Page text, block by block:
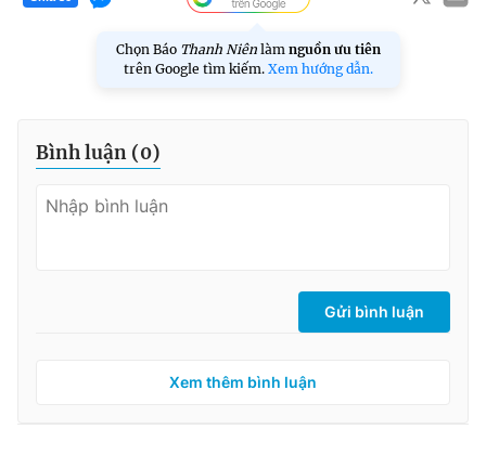
Chọn Báo Thanh Niên làm nguồn ưu tiên
trên Google tìm kiếm. Xem hướng dẫn.
Bình luận (0)
Gửi bình luận
Xem thêm bình luận